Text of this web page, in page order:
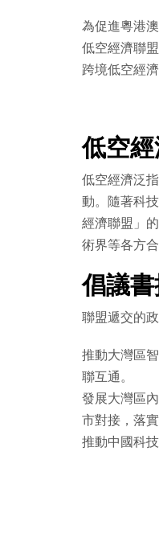
為促進粵港
低空經濟聯
跨境低空經
低空
低空經濟泛
動。隨著科
經濟聯盟」
術界等各方
倡議
聯盟遞交的
推動大灣區
聯互通。
發展大灣區
市對接，落
推動中國科